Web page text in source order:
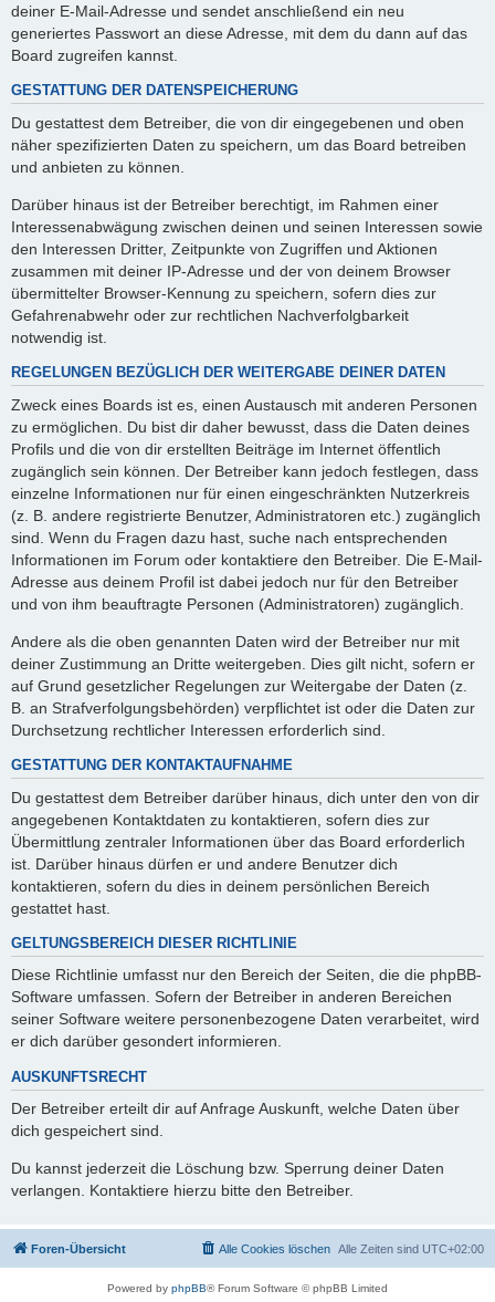
deiner E-Mail-Adresse und sendet anschließend ein neu
generiertes Passwort an diese Adresse, mit dem du dann auf das
Board zugreifen kannst.
GESTATTUNG DER DATENSPEICHERUNG
Du gestattest dem Betreiber, die von dir eingegebenen und oben
näher spezifizierten Daten zu speichern, um das Board betreiben
und anbieten zu können.
Darüber hinaus ist der Betreiber berechtigt, im Rahmen einer
Interessenabwägung zwischen deinen und seinen Interessen sowie
den Interessen Dritter, Zeitpunkte von Zugriffen und Aktionen
zusammen mit deiner IP-Adresse und der von deinem Browser
übermittelter Browser-Kennung zu speichern, sofern dies zur
Gefahrenabwehr oder zur rechtlichen Nachverfolgbarkeit
notwendig ist.
REGELUNGEN BEZÜGLICH DER WEITERGABE DEINER DATEN
Zweck eines Boards ist es, einen Austausch mit anderen Personen
zu ermöglichen. Du bist dir daher bewusst, dass die Daten deines
Profils und die von dir erstellten Beiträge im Internet öffentlich
zugänglich sein können. Der Betreiber kann jedoch festlegen, dass
einzelne Informationen nur für einen eingeschränkten Nutzerkreis
(z. B. andere registrierte Benutzer, Administratoren etc.) zugänglich
sind. Wenn du Fragen dazu hast, suche nach entsprechenden
Informationen im Forum oder kontaktiere den Betreiber. Die E-Mail-
Adresse aus deinem Profil ist dabei jedoch nur für den Betreiber
und von ihm beauftragte Personen (Administratoren) zugänglich.
Andere als die oben genannten Daten wird der Betreiber nur mit
deiner Zustimmung an Dritte weitergeben. Dies gilt nicht, sofern er
auf Grund gesetzlicher Regelungen zur Weitergabe der Daten (z.
B. an Strafverfolgungsbehörden) verpflichtet ist oder die Daten zur
Durchsetzung rechtlicher Interessen erforderlich sind.
GESTATTUNG DER KONTAKTAUFNAHME
Du gestattest dem Betreiber darüber hinaus, dich unter den von dir
angegebenen Kontaktdaten zu kontaktieren, sofern dies zur
Übermittlung zentraler Informationen über das Board erforderlich
ist. Darüber hinaus dürfen er und andere Benutzer dich
kontaktieren, sofern du dies in deinem persönlichen Bereich
gestattet hast.
GELTUNGSBEREICH DIESER RICHTLINIE
Diese Richtlinie umfasst nur den Bereich der Seiten, die die phpBB-
Software umfassen. Sofern der Betreiber in anderen Bereichen
seiner Software weitere personenbezogene Daten verarbeitet, wird
er dich darüber gesondert informieren.
AUSKUNFTSRECHT
Der Betreiber erteilt dir auf Anfrage Auskunft, welche Daten über
dich gespeichert sind.
Du kannst jederzeit die Löschung bzw. Sperrung deiner Daten
verlangen. Kontaktiere hierzu bitte den Betreiber.
Foren-Übersicht Alle Zeiten sind UTC+02:00
Alle Cookies löschen
Powered by phpBB® Forum Software © phpBB Limited